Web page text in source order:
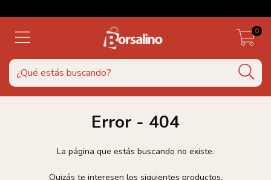
0
Error - 404
La página que estás buscando no existe.
Quizás te interesen los siguientes productos.